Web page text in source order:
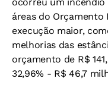
áreas do Orçamento
execução maior,
melhorias das
orçamento de R$
32,96% - R$ 46,7